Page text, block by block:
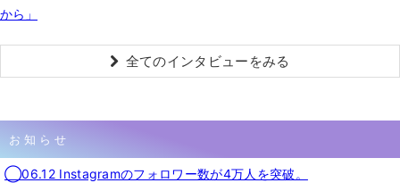
から」
全てのインタビューをみる
お知らせ
◯06.12 Instagramのフォロワー数が4万人を突破。